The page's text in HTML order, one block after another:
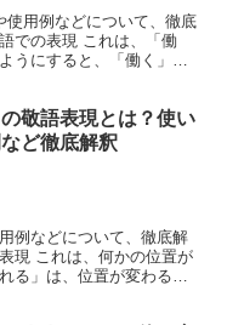
使用例などについて、徹底
での表現 これは、「働
うにすると、「働く」と
の敬語表現とは？使い
ど徹底解釈
例などについて、徹底解
現 これは、何かの位置が
る」は、位置が変わる様